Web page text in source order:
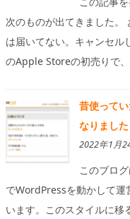
次のものが出てきました
は届いてない。キャンセル
のApple Storeの初売りで
昔使って
なりました
2022年1月
このブロ
でWordPressを動かして運
います。このスタイルに